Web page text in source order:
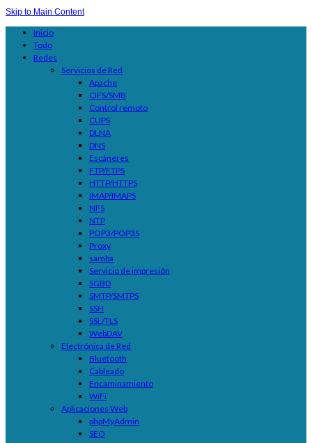
Skip to Main Content
Inicio
Todo
Redes
Servicios de Red
Apache
CIFS/SMB
Control remoto
CUPS
DLNA
DNS
Escáneres
FTP/FTPS
HTTP/HTTPS
IMAP/IMAPS
NFS
NTP
POP3/POP3S
Proxy
samba
Servicio de impresión
SGBD
SMTP/SMTPS
SSH
SSL/TLS
WebDAV
Electrónica de Red
Bluetooth
Cableado
Encaminamiento
WiFi
Aplicaciones Web
phpMyAdmin
SEO